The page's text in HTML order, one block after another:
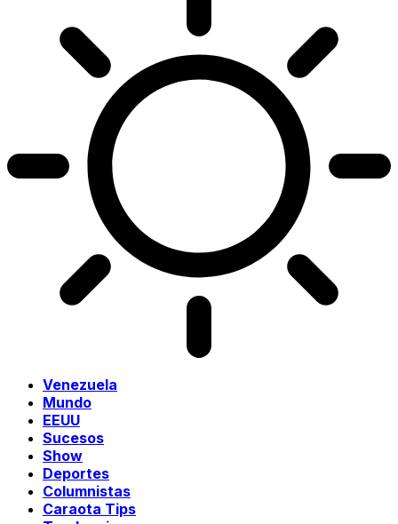
Venezuela
Mundo
EEUU
Sucesos
Show
Deportes
Columnistas
Caraota Tips